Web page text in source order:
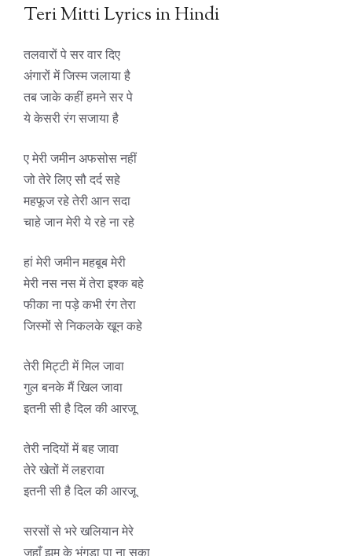
Teri Mitti Lyrics in Hindi
तलवारों पे सर वार दिए
अंगारों में जिस्म जलाया है
तब जाके कहीं हमने सर पे
ये केसरी रंग सजाया है
ए मेरी जमीन अफसोस नहीं
जो तेरे लिए सौ दर्द सहे
महफूज रहे तेरी आन सदा
चाहे जान मेरी ये रहे ना रहे
हां मेरी जमीन महबूब मेरी
मेरी नस नस में तेरा इश्क बहे
फीका ना पड़े कभी रंग तेरा
जिस्मों से निकलके खून कहे
तेरी मिट्टी में मिल जावा
गुल बनके मैं खिल जावा
इतनी सी है दिल की आरजू
तेरी नदियों में बह जावा
तेरे खेतों में लहरावा
इतनी सी है दिल की आरजू
सरसों से भरे खलियान मेरे
जहाँ झूम के भंगड़ा पा ना सका